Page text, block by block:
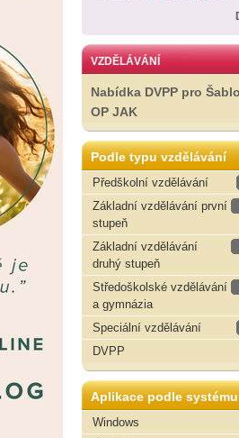
VZDĚLÁVÁNÍ
Nabídka DVPP pro
OP JAK
Podle typu vzdělávání
Předškolní vzdělávání
Základní vzdělávání první
stupeň
Základní vzdělávání
druhý stupeň
Středoškolské vzdělávání
a gymnázia
Speciální vzdělávání
DVPP
Aplikace podle systému
Windows